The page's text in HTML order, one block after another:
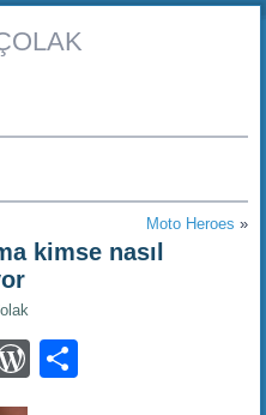
Moto Heroes »
kimse nasıl
WordPress